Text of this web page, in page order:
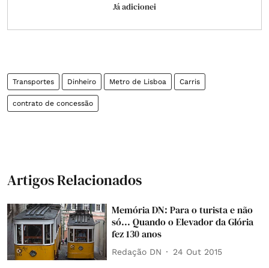
Já adicionei
Transportes Dinheiro Metro de Lisboa Carris
contrato de concessão
Artigos Relacionados
Memória DN: Para o turista e não
só... Quando o Elevador da Glória
fez 130 anos
Redação DN 24 Out 2015